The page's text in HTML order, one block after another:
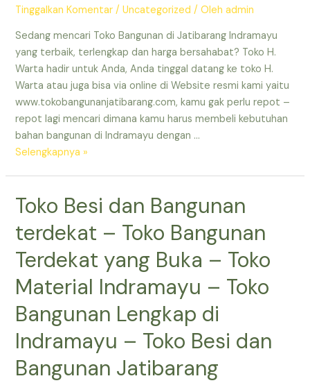
–
Bangunan
Lengkap
di
Indramayu
–
Toko
Bangunan
Terdekat
yang
Buka
Tinggalkan Komentar /Uncategorized / Olehadmin
Sedang mencari Toko Bangunan di Jatibarang Indramayu
yang terbaik, terlengkap dan harga bersahabat? Toko H.
Warta hadir untuk Anda, Anda tinggal datang ke toko H.
Warta atau juga bisa via online di Website resmi kami yaitu
www.tokobangunanjatibarang.com, kamu gak perlu repot –
repot lagi mencari dimana kamu harus membeli kebutuhan
bahan bangunan di Indramayu dengan …
Toko
Terdekat
Toko
Bahan
Bangunan
Indramayu
Depo
Bangunan
Indramayu
–
Selengkapnya »
Toko Besi dan Bangunan
terdekat – Toko Bangunan
Terdekat yang Buka – Toko
Material Indramayu – Toko
Bangunan Lengkap di
Indramayu – Toko Besi dan
Bangunan Jatibarang